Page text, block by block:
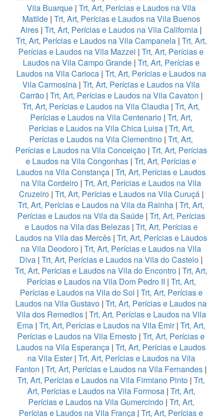
Vila Buarque| Trt, Art, Perícias e Laudos na Vila
Matilde| Trt, Art, Perícias e Laudos na Vila Buenos
Aires | Trt, Art, Perícias e Laudos na Vila California |
Trt, Art, Perícias e Laudos na Vila Campanela| Trt, Art,
Perícias e Laudos na Vila Mazzei | Trt, Art, Perícias e
Laudos na Vila Campo Grande| Trt, Art, Perícias e
Laudos na Vila Carioca| Trt, Art, Perícias e Laudos na
Vila Carmosina | Trt, Art, Perícias e Laudos na Vila
Carrão| Trt, Art, Perícias e Laudos na Vila Cavaton |
Trt, Art, Perícias e Laudos na Vila Claudia | Trt, Art,
Perícias e Laudos na Vila Centenario| Trt, Art,
Perícias e Laudos na Vila Chica Luisa | Trt, Art,
Perícias e Laudos na Vila Clementino | Trt, Art,
Perícias e Laudos na Vila Conceição| Trt, Art, Perícias
e Laudos na Vila Congonhas | Trt, Art, Perícias e
Laudos na Vila Constança | Trt, Art, Perícias e Laudos
na Vila Cordeiro | Trt, Art, Perícias e Laudos na Vila
Cruzeiro | Trt, Art, Perícias e Laudos na Vila Curuçá |
Trt, Art, Perícias e Laudos na Vila da Rainha | Trt, Art,
Perícias e Laudos na Vila da Saúde| Trt, Art, Perícias
e Laudos na Vila das Belezas| Trt, Art, Perícias e
Laudos na Vila das Mercês| Trt, Art, Perícias e Laudos
na Vila Deodoro | Trt, Art, Perícias e Laudos na Vila
Diva | Trt, Art, Perícias e Laudos na Vila do Castelo |
Trt, Art, Perícias e Laudos na Vila do Encontro | Trt, Art,
Perícias e Laudos na Vila Dom Pedro II | Trt, Art,
Perícias e Laudos na Vila do Sol | Trt, Art, Perícias e
Laudos na Vila Gustavo | Trt, Art, Perícias e Laudos na
Vila dos Remedios| Trt, Art, Perícias e Laudos na Vila
Ema | Trt, Art, Perícias e Laudos na Vila Emir| Trt, Art,
Perícias e Laudos na Vila Ernesto | Trt, Art, Perícias e
Laudos na Vila Esperança | Trt, Art, Perícias e Laudos
na Vila Ester| Trt, Art, Perícias e Laudos na Vila
Fanton | Trt, Art, Perícias e Laudos na Vila Fernandes |
Trt, Art, Perícias e Laudos na Vila Firmiano Pinto | Trt,
Art, Perícias e Laudos na Vila Formosa| Trt, Art,
Perícias e Laudos na Vila Gumercindo| Trt, Art,
Perícias e Laudos na Vila França | Trt, Art, Perícias e